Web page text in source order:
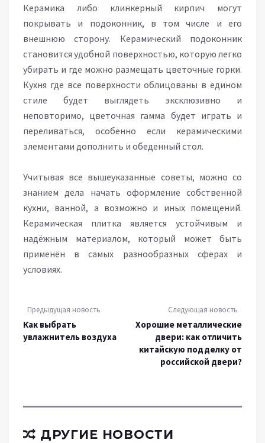
Керамика либо клинкерный кирпич могут
покрывать и подоконник, в том числе и его
внешнюю сторону. Керамический подоконник
становится удобной поверхностью, которую легко
убирать и где можно размещать цветочные горки.
Кухня где все поверхности облицованы в едином
стиле будет выглядеть эксклюзивно и
неповторимо, цветочная гамма будет играть и
переливаться, особенно если керамическими
элементами дополнить и обеденный стол.
Учитывая все вышеуказанные советы, можно со
знанием дела начать оформление собственной
кухни, ванной, а возможно и иных помещений.
Керамическая плитка является устойчивым и
надёжным материалом, который может быть
применён в самых разнообразных сферах и
условиях.
Предыдущая новость
Как выбрать
увлажнитель воздуха
Следующая новость
Хорошие металлические
двери: как отличить
китайскую подделку от
российской двери?
ДРУГИЕ НОВОСТИ